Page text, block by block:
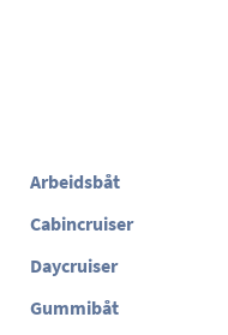
Arbeidsbåt
Cabincruiser
Daycruiser
Gummibåt